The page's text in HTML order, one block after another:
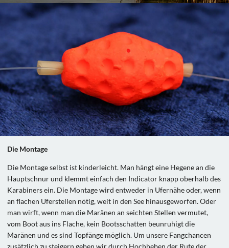
Die Montage
Die Montage selbst ist kinderleicht. Man hängt eine Hegene an die
Hauptschnur und klemmt einfach den Indicator knapp oberhalb des
Karabiners ein. Die Montage wird entweder in Ufernähe oder, wenn
an flachen Uferstellen nötig, weit in den See hinausgeworfen. Oder
man wirft, wenn man die Maränen an seichten Stellen vermutet,
vom Boot aus ins Flache, kein Bootsschatten beunruhigt die
Maränen und es sind Topfänge möglich. Um unsere Fangchancen
zusätzlich zu steigern geben wir durch Hochheben der Rute der